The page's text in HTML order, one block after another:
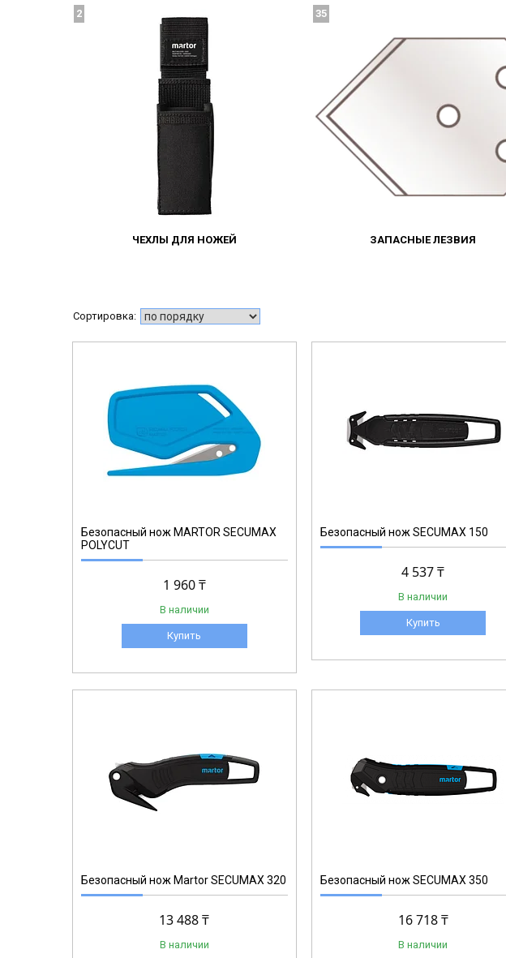
ЧЕХЛЫ ДЛЯ НОЖЕЙ
2
ЗАПАСНЫЕ ЛЕЗВИЯ
35
Безопасный нож MARTOR SECUMAX
POLYCUT
1 960 ₸
В наличии
Купить
Безопасный нож SECUMAX 150
4 537 ₸
В наличии
Купить
Безопасный нож Martor SECUMAX 320
13 488 ₸
В наличии
Безопасный нож SECUMAX 350
16 718 ₸
В наличии